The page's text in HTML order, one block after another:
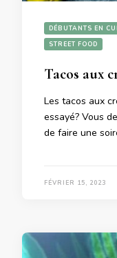
DÉBUTANTS EN
STREET FOOD
Tacos aux
Les tacos aux
essayé? Vous
de faire une
FÉVRIER 15, 2023